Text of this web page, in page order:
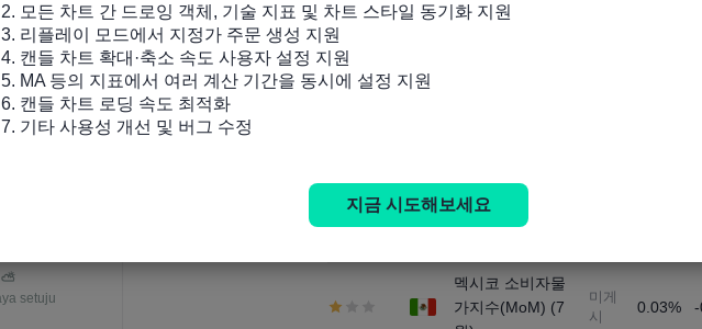
멕시코 소비자물
멕시코 소비자물
가지수(MoM) (7
미게
시
0.03%
2. 모든 차트 간 드로잉 객체, 기술 지표 및 차트 스타일 동기화 지원
3. 리플레이 모드에서 지정가 주문 생성 지원
4. 캔들 차트 확대·축소 속도 사용자 설정 지원
5. MA 등의 지표에서 여러 계산 기간을 동시에 설정 지원
6. 캔들 차트 로딩 속도 최적화
7. 기타 사용성 개선 및 버그 수정
지금 시도해보세요